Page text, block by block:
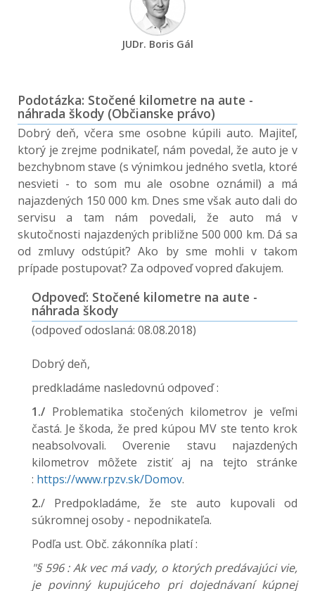
JUDr. Boris Gál
Podotázka: Stočené kilometre na aute -
náhrada škody (Občianske právo)
Dobrý deň, včera sme osobne kúpili auto. Majiteľ,
ktorý je zrejme podnikateľ, nám povedal, že auto je v
bezchybnom stave (s výnimkou jedného svetla, ktoré
nesvieti - to som mu ale osobne oznámil) a má
najazdených 150 000 km. Dnes sme však auto dali do
servisu a tam nám povedali, že auto má v
skutočnosti najazdených približne 500 000 km. Dá sa
od zmluvy odstúpiť? Ako by sme mohli v takom
prípade postupovať? Za odpoveď vopred ďakujem.
Odpoveď: Stočené kilometre na aute -
náhrada škody
(odpoveď odoslaná: 08.08.2018)
Dobrý deň,
predkladáme nasledovnú odpoveď :
1./ Problematika stočených kilometrov je veľmi
častá. Je škoda, že pred kúpou MV ste tento krok
neabsolvovali. Overenie stavu najazdených
kilometrov môžete zistiť aj na tejto stránke
: https://www.rpzv.sk/Domov.
2./ Predpokladáme, že ste auto kupovali od
súkromnej osoby - nepodnikateľa.
Podľa ust. Obč. zákonníka platí :
"§ 596 : Ak vec má vady, o ktorých predávajúci vie,
je povinný kupujúceho pri dojednávaní kúpnej